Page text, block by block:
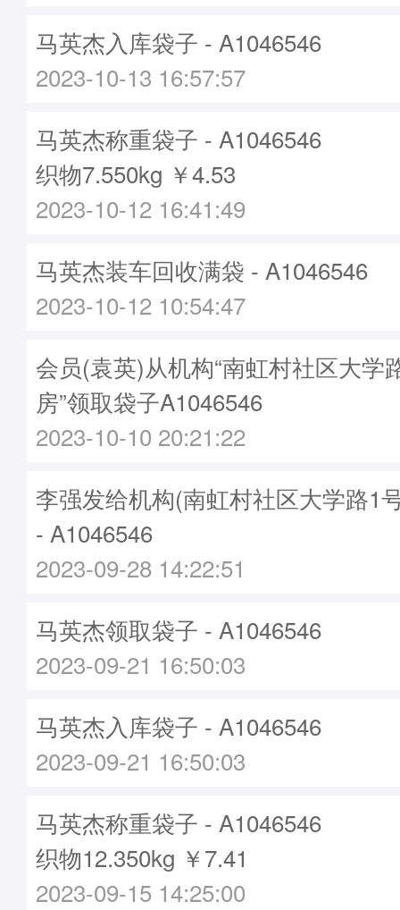
马英杰入库袋子 - A1046546
2023-10-13 16:57:57
马英杰称重袋子 - A1046546
织物7.550kg ￥4.53
2023-10-12 16:41:49
马英杰装车回收满袋 - A1046546
2023-10-12 10:54:47
会员(袁英)从机构“南虹村社区大学
房”领取袋子A1046546
2023-10-10 20:21:22
李强发给机构(南虹村社区大学路1
- A1046546
2023-09-28 14:22:51
马英杰领取袋子 - A1046546
2023-09-21 16:50:03
马英杰入库袋子 - A1046546
2023-09-21 16:50:03
马英杰称重袋子 - A1046546
织物12.350kg ￥7.41
2023-09-15 14:25:00